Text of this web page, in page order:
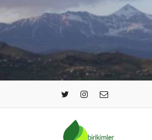
İçeriğe
geç